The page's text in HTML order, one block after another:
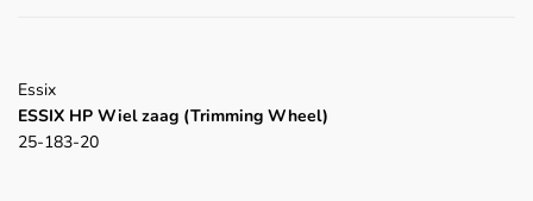
Essix
ESSIX HP Wiel zaag (Trimming Wheel)
25-183-20